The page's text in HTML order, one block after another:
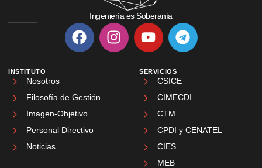
Ingeniería es Soberanía
INSTITUTO
Nosotros
Filosofía de Gestión
Imagen-Objetivo
Personal Directivo
Noticias
SERVICIOS
CSICE
CIMECDI
CTM
CPDI y CENATEL
CIES
MEB